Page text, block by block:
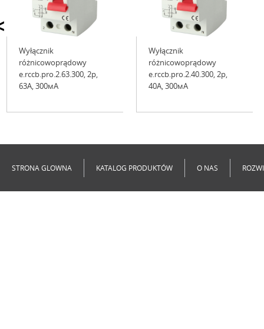
Wyłącznik
różnicowoprądowy
e.rccb.pro.2.63.300, 2р,
63А, 300мА
Wyłącznik
różnicowoprądowy
e.rccb.pro.2.40.300, 2р,
40А, 300мА
STRONA GLOWNA KATALOG PRODUKTÓW O NAS